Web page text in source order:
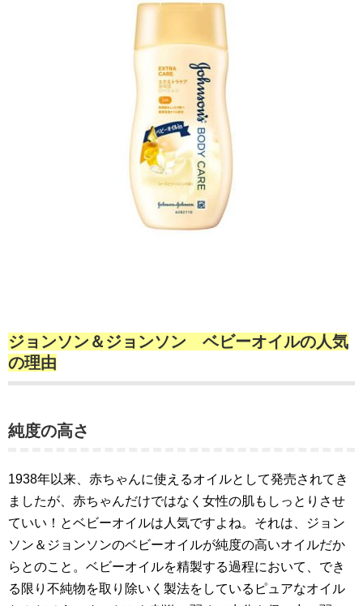
ジョンソン＆ジョンソン ベビーオイルの人気
の理由
純度の高さ
1938年以来、赤ちゃんに使えるオイルとして発売されてき
ましたが、赤ちゃんだけではなく女性の肌もしっとりさせ
ていい！とベビーオイルは人気ですよね。それは、ジョン
ソン＆ジョンソンのベビーオイルが純度の高いオイルだか
らとのこと。ベビーオイルを精製する過程において、でき
る限り不純物を取り除いく製法をしているピュアなオイル